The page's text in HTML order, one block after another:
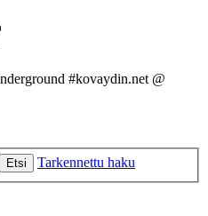
#kovaydin.net @
Etsi Tarkennettu haku